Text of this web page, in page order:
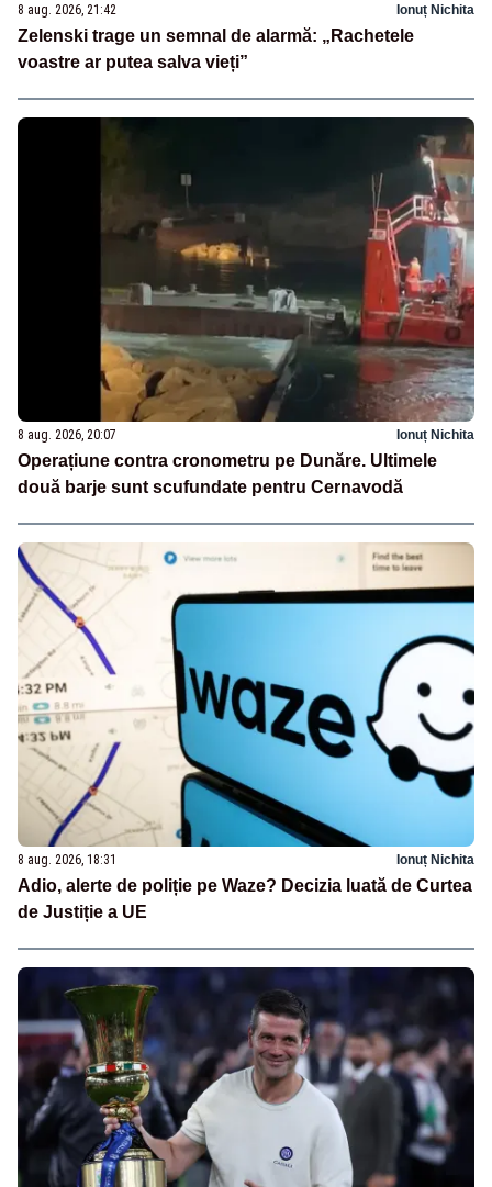
8 aug. 2026, 21:42 Ionuț Nichita
Zelenski trage un semnal de alarmă: „Rachetele
voastre ar putea salva vieți”
8 aug. 2026, 20:07 Ionuț Nichita
Operațiune contra cronometru pe Dunăre. Ultimele
două barje sunt scufundate pentru Cernavodă
8 aug. 2026, 18:31 Ionuț Nichita
Adio, alerte de poliție pe Waze? Decizia luată de Curtea
de Justiție a UE